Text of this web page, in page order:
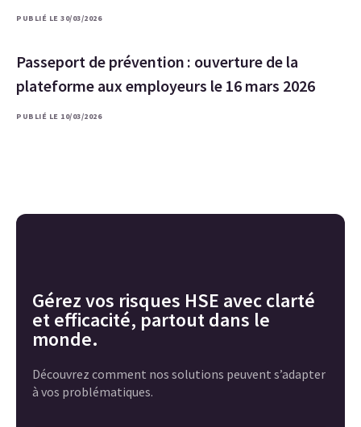
PUBLIÉ LE 30/03/2026
Passeport de prévention : ouverture de la
plateforme aux employeurs le 16 mars 2026
PUBLIÉ LE 10/03/2026
Gérez vos risques HSE avec clarté
et efficacité, partout dans le
monde.
Découvrez comment nos solutions peuvent s’adapter
à vos problématiques.